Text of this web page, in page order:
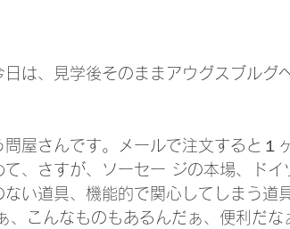
は、見学後そのままアウグスブルグ
屋さんです。メールで注文すると１
、さすが、ソーセー ジの本場、ドイ
い道具、機能的で関心してしまう道
こんなものもあるんだぁ、便利だな